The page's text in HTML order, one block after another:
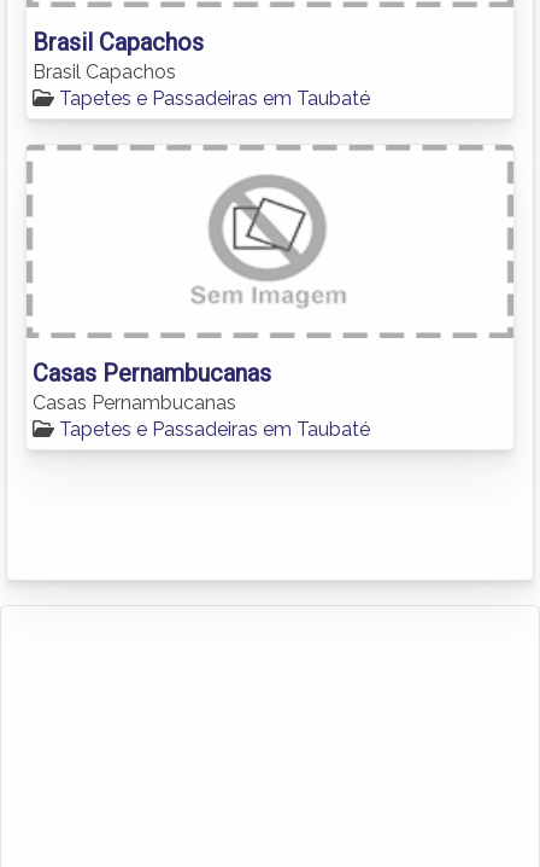
Brasil Capachos
Brasil Capachos
Tapetes e Passadeiras em Taubaté
Casas Pernambucanas
Casas Pernambucanas
Tapetes e Passadeiras em Taubaté